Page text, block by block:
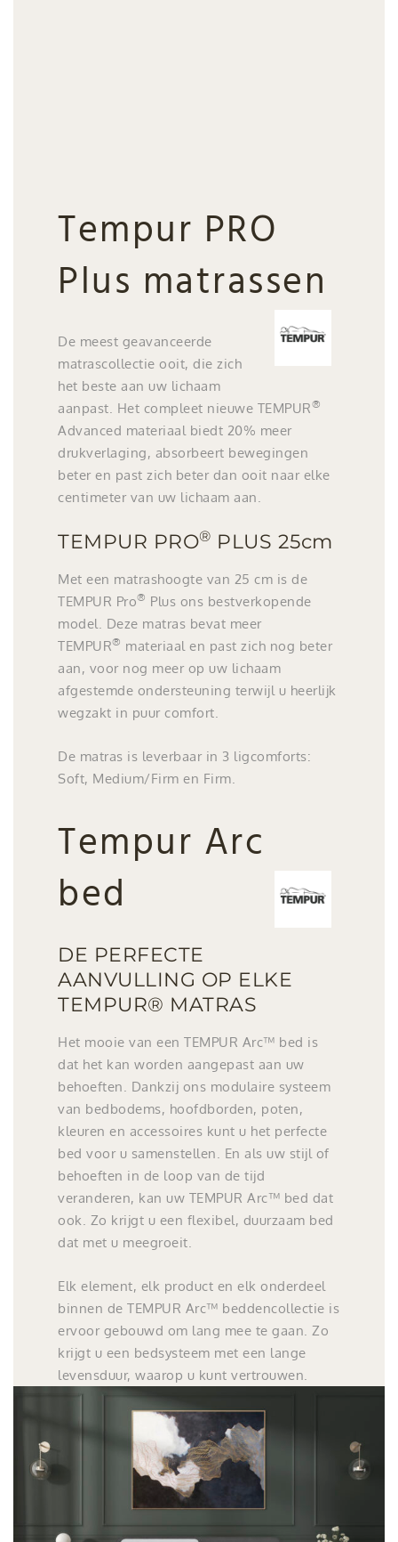
Tempur PRO
Plus matrassen
De meest geavanceerde
matrascollectie ooit, die zich
het beste aan uw lichaam
aanpast. Het compleet nieuwe TEMPUR®
Advanced materiaal biedt 20% meer
drukverlaging, absorbeert bewegingen
beter en past zich beter dan ooit naar elke
centimeter van uw lichaam aan.
TEMPUR PRO® PLUS 25cm
Met een matrashoogte van 25 cm is de
TEMPUR Pro® Plus ons bestverkopende
model. Deze matras bevat meer
TEMPUR® materiaal en past zich nog beter
aan, voor nog meer op uw lichaam
afgestemde ondersteuning terwijl u heerlijk
wegzakt in puur comfort.
De matras is leverbaar in 3 ligcomforts:
Soft, Medium/Firm en Firm.
Tempur Arc
bed
DE PERFECTE
AANVULLING OP ELKE
TEMPUR® MATRAS
Het mooie van een TEMPUR Arc™ bed is
dat het kan worden aangepast aan uw
behoeften. Dankzij ons modulaire systeem
van bedbodems, hoofdborden, poten,
kleuren en accessoires kunt u het perfecte
bed voor u samenstellen. En als uw stijl of
behoeften in de loop van de tijd
veranderen, kan uw TEMPUR Arc™ bed dat
ook. Zo krijgt u een flexibel, duurzaam bed
dat met u meegroeit.
Elk element, elk product en elk onderdeel
binnen de TEMPUR Arc™ beddencollectie is
ervoor gebouwd om lang mee te gaan. Zo
krijgt u een bedsysteem met een lange
levensduur, waarop u kunt vertrouwen.